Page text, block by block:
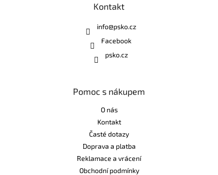
Kontakt
info@psko.cz
Facebook
psko.cz
Pomoc s nákupem
O nás
Kontakt
Časté dotazy
Doprava a platba
Reklamace a vrácení
Obchodní podmínky